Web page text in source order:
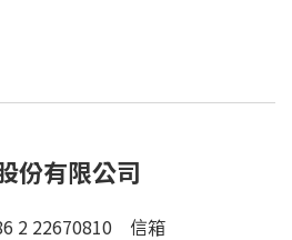
份有限公司
2 22670810 信箱